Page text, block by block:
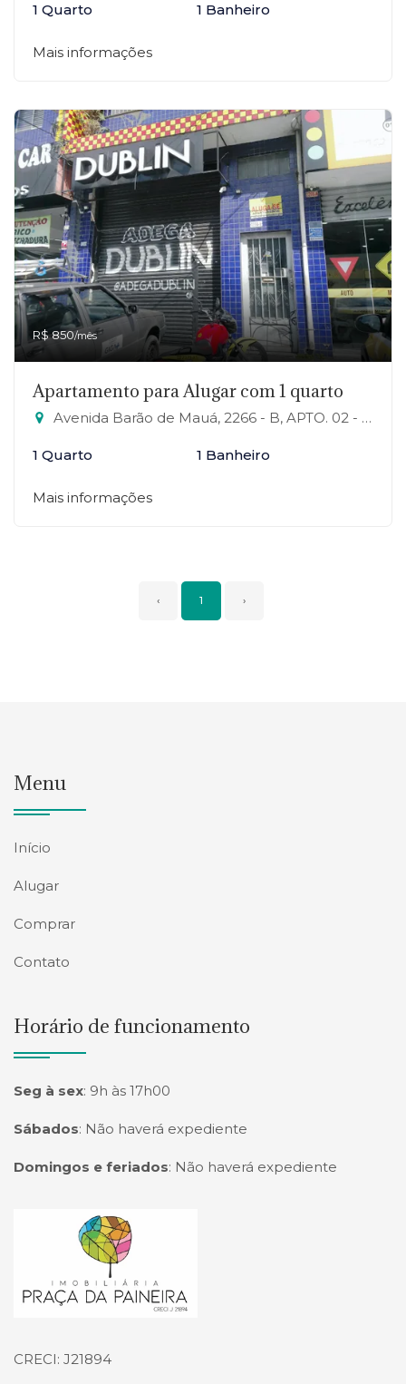
1 Quarto 1 Banheiro
Mais informações
R$ 850/mês
Apartamento para Alugar com 1 quarto
Avenida Barão de Mauá, 2266 - B, APTO. 02 - Jardim Campo Verde, Mauá-SP
1 Quarto 1 Banheiro
Mais informações
‹ 1 ›
Menu
Início
Alugar
Comprar
Contato
Horário de funcionamento
Seg à sex: 9h às 17h00
Sábados: Não haverá expediente
Domingos e feriados: Não haverá expediente
Página inicial
CRECI: J21894